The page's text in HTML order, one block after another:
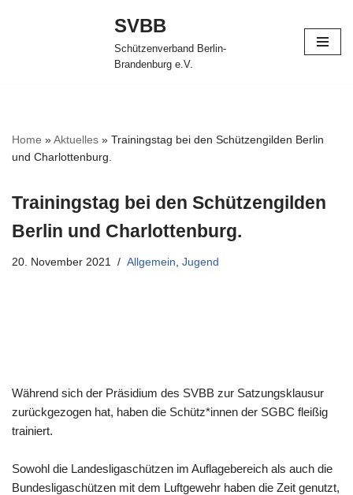
SVBB
Schützenverband Berlin-
Brandenburg e.V.
Home »Aktuelles » Trainingstag bei den Schützengilden Berlin
und Charlottenburg.
Trainingstag bei den Schützengilden
Berlin und Charlottenburg.
20. November 2021 Allgemein, Jugend
Während sich der Präsidium des SVBB zur Satzungsklausur
zurückgezogen hat, haben die Schütz*innen der SGBC fleißig
trainiert.
Sowohl die Landesligaschützen im Auflagebereich als auch die
Bundesligaschützen mit dem Luftgewehr haben die Zeit genutzt,